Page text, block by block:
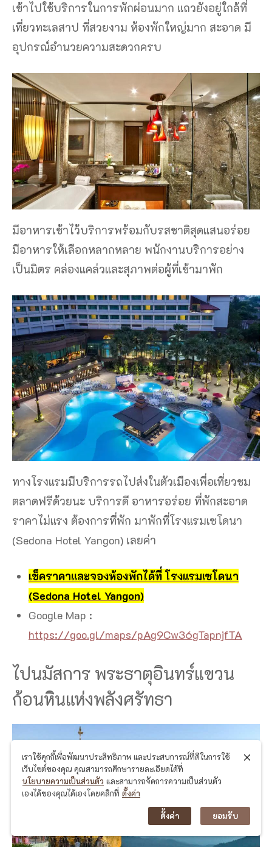
เข้าไปใช้บริการในการพักผ่อนมาก แถวยังอยู่ใกล้ที่
เที่ยวทะเลสาป ที่สวยงาม ห้องพักใหญ่มาก สะอาด มี
อุปกรณ์อำนวยความสะดวกครบ
มีอาหารเช้าไว้บริการพร้อมกับรสชาติสุดแสนอร่อย
มีอาหารให้เลือกหลากหลาย พนักงานบริการอย่าง
เป็นมิตร คล่องแคล่วและสุภาพต่อผู้ที่เข้ามาพัก
ทางโรงแรมมีบริการรถไปส่งในตัวเมืองเพื่อเที่ยวชม
ตลาดฟรีด้วยนะ บริการดี อาหารอร่อย ที่พักสะอาด
ราคาไม่แรง ต้องการที่พัก มาพักที่โรงแรมเซโดนา
(Sedona Hotel Yangon) เลยค่า
เช็คราคาและจองห้องพักได้ที่ โรงแรมเซโดนา
(Sedona Hotel Yangon)
Google Map :
https://goo.gl/maps/pAg9Cw36gTapnjfTA
ไปนมัสการ พระธาตุอินทร์แขวน
ก้อนหินแห่งพลังศรัทธา
เราใช้คุกกี้เพื่อพัฒนาประสิทธิภาพ และประสบการณ์ที่ดีในการใช้
เว็บไซต์ของคุณ คุณสามารถศึกษารายละเอียดได้ที่
นโยบายความเป็นส่วนตัว และสามารถจัดการความเป็นส่วนตัว
เองได้ของคุณได้เองโดยคลิกที่ ตั้งค่า
ตั้งค่า ยอมรับ